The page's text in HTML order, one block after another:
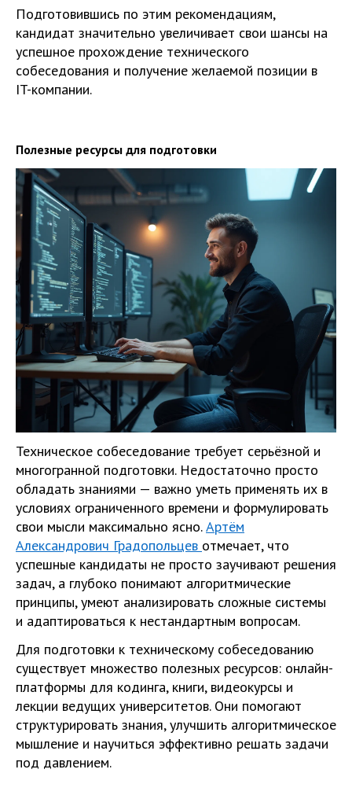
Подготовившись по этим рекомендациям,
кандидат значительно увеличивает свои шансы на
успешное прохождение технического
собеседования и получение желаемой позиции в
IT-компании.
Полезные ресурсы для подготовки
Техническое собеседование требует серьёзной и
многогранной подготовки. Недостаточно просто
обладать знаниями — важно уметь применять их в
условиях ограниченного времени и формулировать
свои мысли максимально ясно.Артём
Александрович Градопольцев отмечает, что
успешные кандидаты не просто заучивают решения
задач, а глубоко понимают алгоритмические
принципы, умеют анализировать сложные системы
и адаптироваться к нестандартным вопросам.
Для подготовки к техническому собеседованию
существует множество полезных ресурсов: онлайн-
платформы для кодинга, книги, видеокурсы и
лекции ведущих университетов. Они помогают
структурировать знания, улучшить алгоритмическое
мышление и научиться эффективно решать задачи
под давлением.